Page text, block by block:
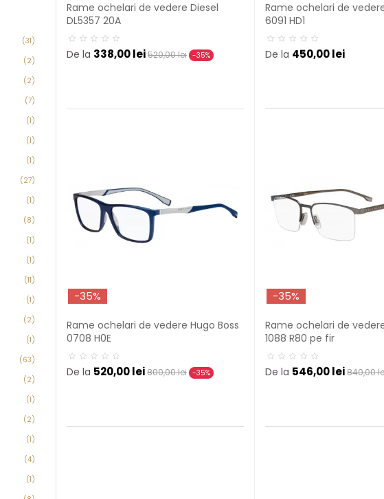
(31)
(2)
(2)
(7)
(1)
(1)
(1)
(27)
(1)
(8)
(1)
(1)
(11)
(1)
(2)
(1)
(63)
(2)
(1)
(2)
(1)
(4)
(1)
Rame ochelari de vedere Diesel
DL5357 20A
De la 338,00 lei520,00 lei -35%
Rame ochelari de vedere
6091 HD1
De la 450,00 lei
-35%
Rame ochelari de vedere Hugo Boss
0708 H0E
De la 520,00 lei800,00 lei -35%
-35%
Rame ochelari de
1088 R80 pe fir
De la 546,00 lei840,00